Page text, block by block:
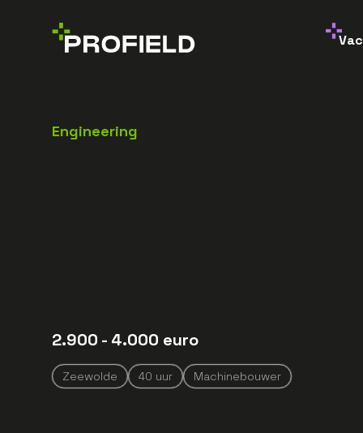
Engineering
2.900 - 4.000 euro
Zeewolde 40 uur Machinebouwer